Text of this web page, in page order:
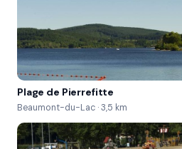
Plage de Pierrefitte
Beaumont-du-Lac · 3,5 km